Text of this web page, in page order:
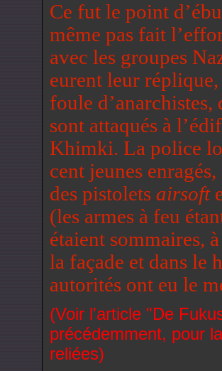
Ce fut le point
même pas fait
avec les groupes
eurent leur
foule d’anarchistes,
sont attaqués à
Khimki. La police
cent jeunes
des pistolets airsoft
(les armes à feu
étaient sommaires,
la façade et dans le
autorités ont eu le
(Voir l'article "De
précédemment, pour
reliées)